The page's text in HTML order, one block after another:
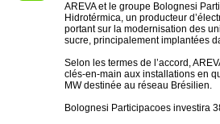
AREVA et le groupe Bolognesi
Hidrotérmica, un producteur
portant sur la modernisation des
sucre, principalement implantées
Selon les termes de l’accord,
clés-en-main aux installations en
MW destinée au réseau Brésilien.
Bolognesi Participacoes investira